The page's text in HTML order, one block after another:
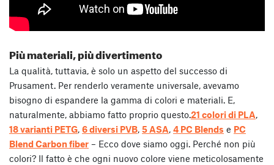
Più materiali, più divertimento
La qualità, tuttavia, è solo un aspetto del successo di
Prusament. Per renderlo veramente universale, avevamo
bisogno di espandere la gamma di colori e materiali. E,
naturalmente, abbiamo fatto proprio questo.21 colori di PLA,
18 varianti PETG, 6 diversi PVB, 5 ASA, 4 PC Blends e PC
Blend Carbon fiber – Ecco dove siamo oggi. Perché non più
colori? Il fatto è che ogni nuovo colore viene meticolosamente